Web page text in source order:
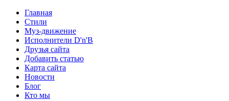
Главная
Стили
Муз-движение
Исполнители D'n'B
Друзья сайта
Добавить статью
Карта сайта
Новости
Блог
Кто мы